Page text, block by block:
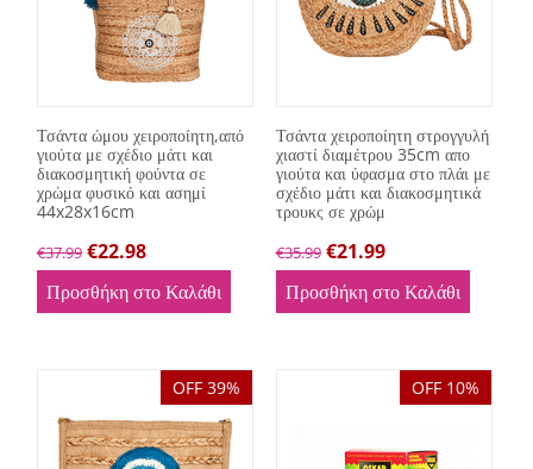
Τσάντα ώμου χειροποίητη,από
γιούτα με σχέδιο μάτι και
διακοσμητική φούντα σε
χρώμα φυσικό και ασημί
44x28x16cm
€37.99 €22.98
Προσθήκη στο Καλάθι
Τσάντα χειροποίητη στρογγυλή
χιαστί διαμέτρου 35cm απο
γιούτα και ύφασμα στο πλάι με
σχέδιο μάτι και διακοσμητικά
τρουκς σε χρώμ
€35.99 €21.99
Προσθήκη στο Καλάθι
OFF 39% OFF 10%